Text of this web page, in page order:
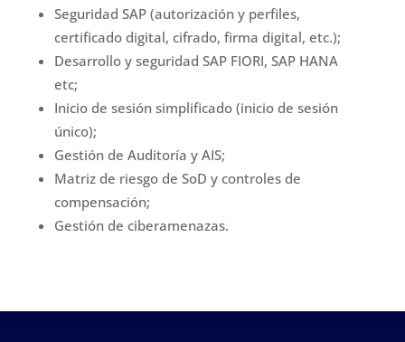
Seguridad SAP (autorización y perfiles,
certificado digital, cifrado, firma digital, etc.);
Desarrollo y seguridad SAP FIORI, SAP HANA
etc;
Inicio de sesión simplificado (inicio de sesión
único);
Gestión de Auditoría y AIS;
Matriz de riesgo de SoD y controles de
compensación;
Gestión de ciberamenazas.